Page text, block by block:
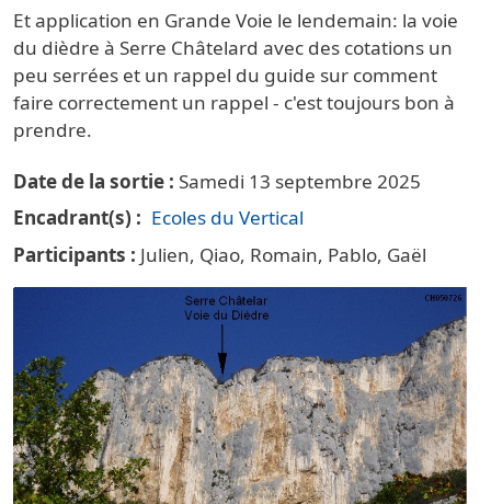
Et application en Grande Voie le lendemain: la voie
du dièdre à Serre Châtelard avec des cotations un
peu serrées et un rappel du guide sur comment
faire correctement un rappel - c'est toujours bon à
prendre.
Date de la sortie
Samedi 13 septembre 2025
Encadrant(s)
Ecoles du Vertical
Participants
Julien, Qiao, Romain, Pablo, Gaël